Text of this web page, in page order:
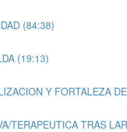
(84:38)
(19:13)
Y FORTALEZA
TERAPEUTICA TRAS